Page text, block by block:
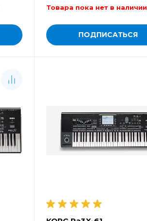
Товара пока нет в наличии
ПОДПИСАТЬСЯ